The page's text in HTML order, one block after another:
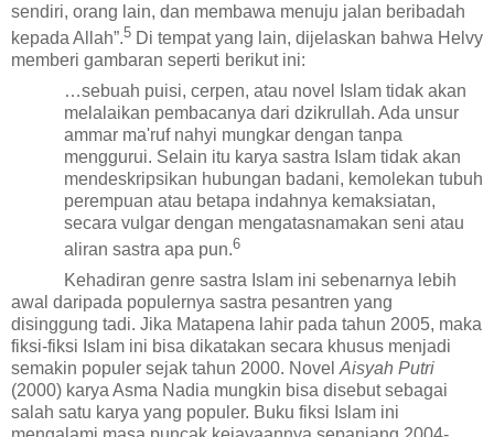
sendiri, orang lain, dan membawa menuju jalan beribadah
kepada Allah”.5 Di tempat yang lain, dijelaskan bahwa Helvy
memberi gambaran seperti berikut ini:
…sebuah puisi, cerpen, atau novel Islam tidak akan
melalaikan pembacanya dari dzikrullah. Ada unsur
ammar ma'ruf nahyi mungkar dengan tanpa
menggurui. Selain itu karya sastra Islam tidak akan
mendeskripsikan hubungan badani, kemolekan tubuh
perempuan atau betapa indahnya kemaksiatan,
secara vulgar dengan mengatasnamakan seni atau
aliran sastra apa pun.6
Kehadiran genre sastra Islam ini sebenarnya lebih
awal daripada populernya sastra pesantren yang
disinggung tadi. Jika Matapena lahir pada tahun 2005, maka
fiksi-fiksi Islam ini bisa dikatakan secara khusus menjadi
semakin populer sejak tahun 2000. NovelAisyah Putri
(2000) karya Asma Nadia mungkin bisa disebut sebagai
salah satu karya yang populer. Buku fiksi Islam ini